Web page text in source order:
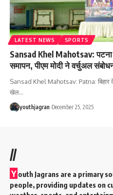
LATEST NEWS SPORTS
‎Sansad Khel Mahotsav:
समापन, पीएम मोदी ने वर्चुअल
Sansad Khel Mahotsav: Patna: बिहार
खेल…
youthjagran December 25, 2025
//
Y outh Jagrans are a primary
people, providing updates on